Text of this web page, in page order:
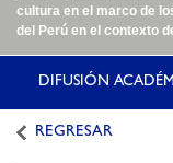
cultura en el marco de
del Perú en el contexto
DIFUSIÓN
REGRESAR